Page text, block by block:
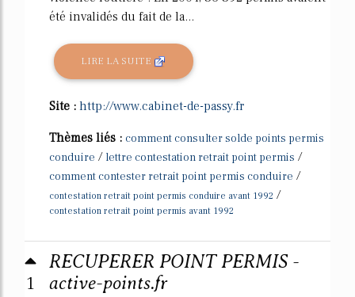
été invalidés du fait de la...
LIRE LA SUITE
Site : http://www.cabinet-de-passy.fr
Thèmes liés : comment consulter solde points permis
conduire / lettre contestation retrait point permis /
comment contester retrait point permis conduire /
contestation retrait point permis conduire avant 1992 /
contestation retrait point permis avant 1992
1
RECUPERER POINT PERMIS -
active-points.fr